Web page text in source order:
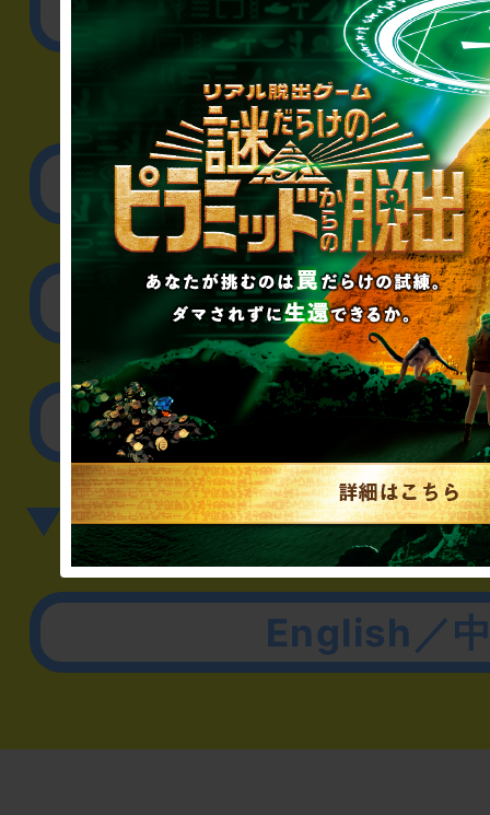
公演内容、チケット
▼企業／法人の方
リアル脱出ゲーム制作
取材に関するお
その他のご相談／
▼英語、中国語でのお問
English／